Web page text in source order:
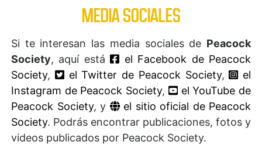
MEDIA SOCIALES
Si te interesan las media sociales de Peacock
Society, aquí está
el Facebook de Peacock
Society, el Twitter de Peacock Society,
el
Instagram de Peacock Society,
el YouTube de
Peacock Society, y
el sitio oficial de Peacock
Society. Podrás encontrar publicaciones, fotos y
videos publicados por Peacock Society.